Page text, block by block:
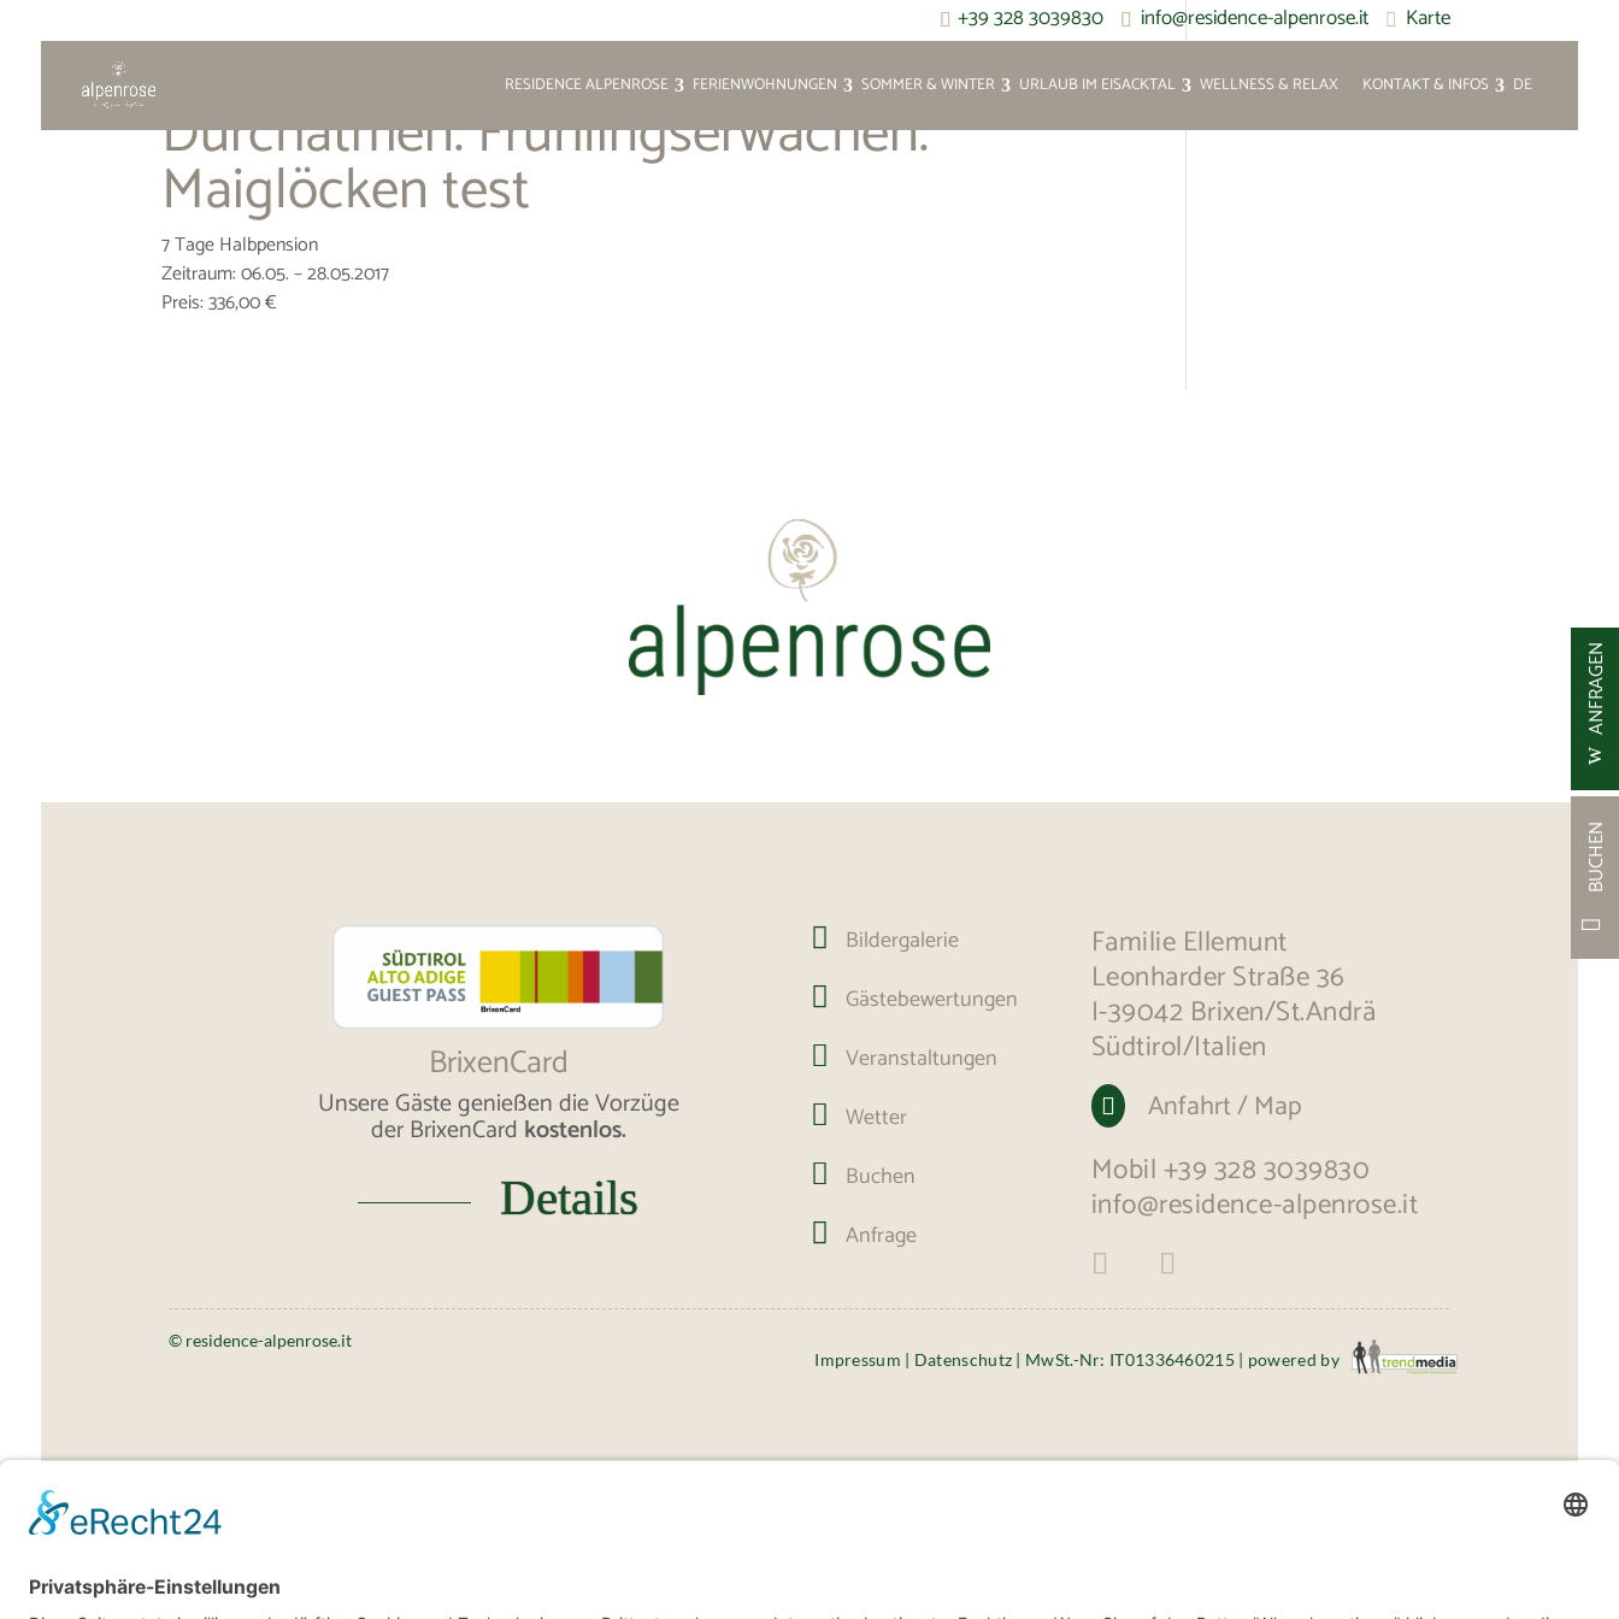
ANFRAGEN
BUCHEN
+39 328 3039830 info@residence-alpenrose.it Karte
RESIDENCE ALPENROSE FERIENWOHNUNGEN SOMMER & WINTER URLAUB IM EISACKTAL WELLNESS & RELAX KONTAKT & INFOS DE
Durchatmen. Frühlingserwachen.
Maiglöcken test
7 Tage Halbpension
Zeitraum: 06.05. – 28.05.2017
Preis: 336,00 €
BrixenCard
Unsere Gäste genießen die Vorzüge
der BrixenCard kostenlos.
Details
 Bildergalerie
 Gästebewertungen
 Veranstaltungen
 Wetter
 Buchen
 Anfrage
Familie Ellemunt
Leonharder Straße 36
I-39042 Brixen/St.Andrä
Südtirol/Italien
 Anfahrt / Map
Mobil +39 328 3039830
info@residence-alpenrose.it
© residence-alpenrose.it
Impressum | Datenschutz | MwSt.-Nr: IT01336460215 | powered by